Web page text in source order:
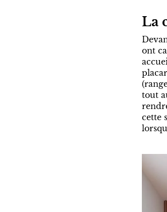
La
ont
tout
cette